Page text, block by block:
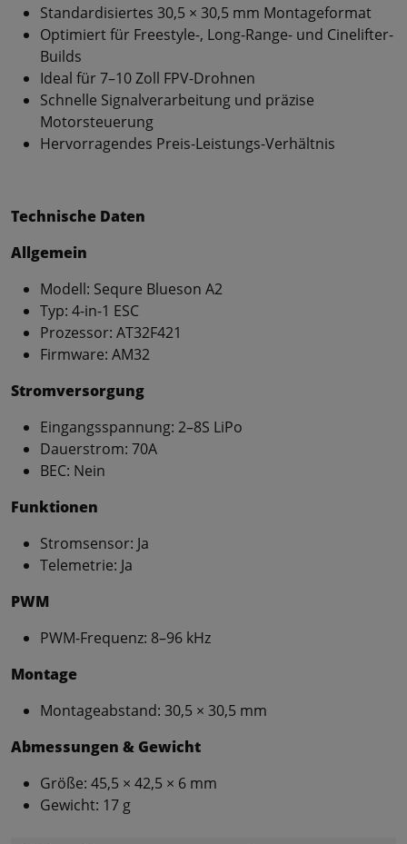
Standardisiertes 30,5 × 30,5 mm Montageformat
Optimiert für Freestyle-, Long-Range- und Cinelifter-
Builds
Ideal für 7–10 Zoll FPV-Drohnen
Schnelle Signalverarbeitung und präzise
Motorsteuerung
Hervorragendes Preis-Leistungs-Verhältnis
Technische Daten
Allgemein
Modell: Sequre Blueson A2
Typ: 4-in-1 ESC
Prozessor: AT32F421
Firmware: AM32
Stromversorgung
Eingangsspannung: 2–8S LiPo
Dauerstrom: 70A
BEC: Nein
Funktionen
Stromsensor: Ja
Telemetrie: Ja
PWM
PWM-Frequenz: 8–96 kHz
Montage
Montageabstand: 30,5 × 30,5 mm
Abmessungen & Gewicht
Größe: 45,5 × 42,5 × 6 mm
Gewicht: 17 g